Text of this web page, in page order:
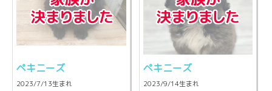
ペキニーズ
2023/7/13生まれ
ペキニーズ
2023/9/14生まれ